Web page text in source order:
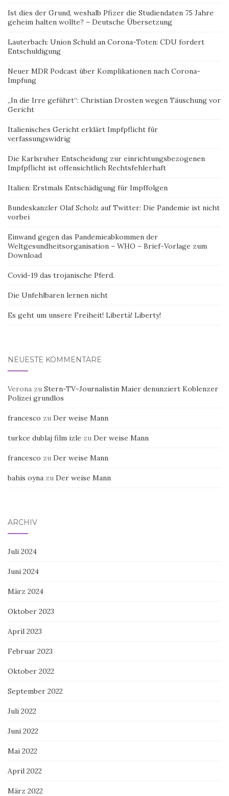
Ist dies der Grund, weshalb Pfizer die Studiendaten 75 Jahre
geheim halten wollte? – Deutsche Übersetzung
Lauterbach: Union Schuld an Corona-Toten: CDU fordert
Entschuldigung
Neuer MDR Podcast über Komplikationen nach Corona-
Impfung
„In die Irre geführt“: Christian Drosten wegen Täuschung vor
Gericht
Italienisches Gericht erklärt Impfpflicht für
verfassungswidrig
Die Karlsruher Entscheidung zur einrichtungsbezogenen
Impfpflicht ist offensichtlich Rechtsfehlerhaft
Italien: Erstmals Entschädigung für Impffolgen
Bundeskanzler Olaf Scholz auf Twitter: Die Pandemie ist nicht
vorbei
Einwand gegen das Pandemieabkommen der
Weltgesundheitsorganisation – WHO – Brief-Vorlage zum
Download
Covid-19 das trojanische Pferd.
Die Unfehlbaren lernen nicht
Es geht um unsere Freiheit! Libertà! Liberty!
NEUESTE KOMMENTARE
Verona zu Stern-TV-Journalistin Maier denunziert Koblenzer
Polizei grundlos
francesco zu Der weise Mann
turkce dublaj film izle zu Der weise Mann
francesco zu Der weise Mann
bahis oyna zu Der weise Mann
ARCHIV
Juli 2024
Juni 2024
März 2024
Oktober 2023
April 2023
Februar 2023
Oktober 2022
September 2022
Juli 2022
Juni 2022
Mai 2022
April 2022
März 2022